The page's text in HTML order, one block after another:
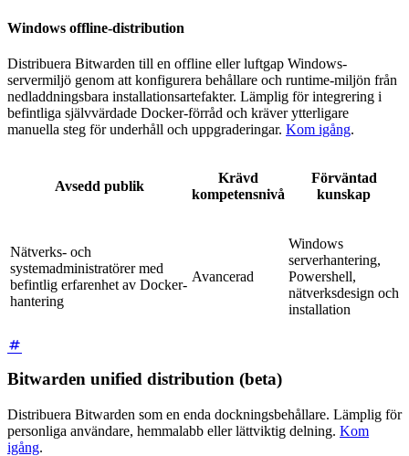
Windows offline-distribution
Distribuera Bitwarden till en offline eller luftgap Windows-
servermiljö genom att konfigurera behållare och runtime-miljön från
nedladdningsbara installationsartefakter. Lämplig för integrering i
befintliga självvärdade Docker-förråd och kräver ytterligare
manuella steg för underhåll och uppgraderingar. Kom igång.
Avsedd publik
Krävd
kompetensnivå
Förväntad
kunskap
Nätverks- och
systemadministratörer med
befintlig erfarenhet av Docker-
hantering
Avancerad
Windows
serverhantering,
Powershell,
nätverksdesign och
installation
Bitwarden unified distribution (beta)
Distribuera Bitwarden som en enda dockningsbehållare. Lämplig för
personliga användare, hemmalabb eller lättviktig delning. Kom
igång.